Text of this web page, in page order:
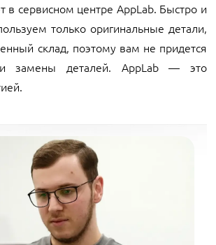
в сервисном центре AppLab. Быстро и
только оригинальные детали,
склад, поэтому вам не придется
замены деталей. AppLab — это